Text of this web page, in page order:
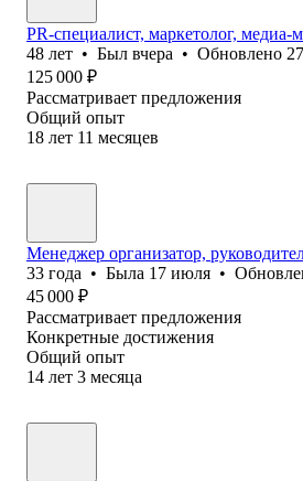
PR-специалист, маркетолог, медиа-
48 лет • Был вчера • Обновлено
125 000 ₽
Рассматривает предложения
Общий опыт
18 лет 11 месяцев
Менеджер организатор,
33 года • Была 17 июля •
45 000 ₽
Рассматривает предложения
Конкретные достижения
Общий опыт
14 лет 3 месяца